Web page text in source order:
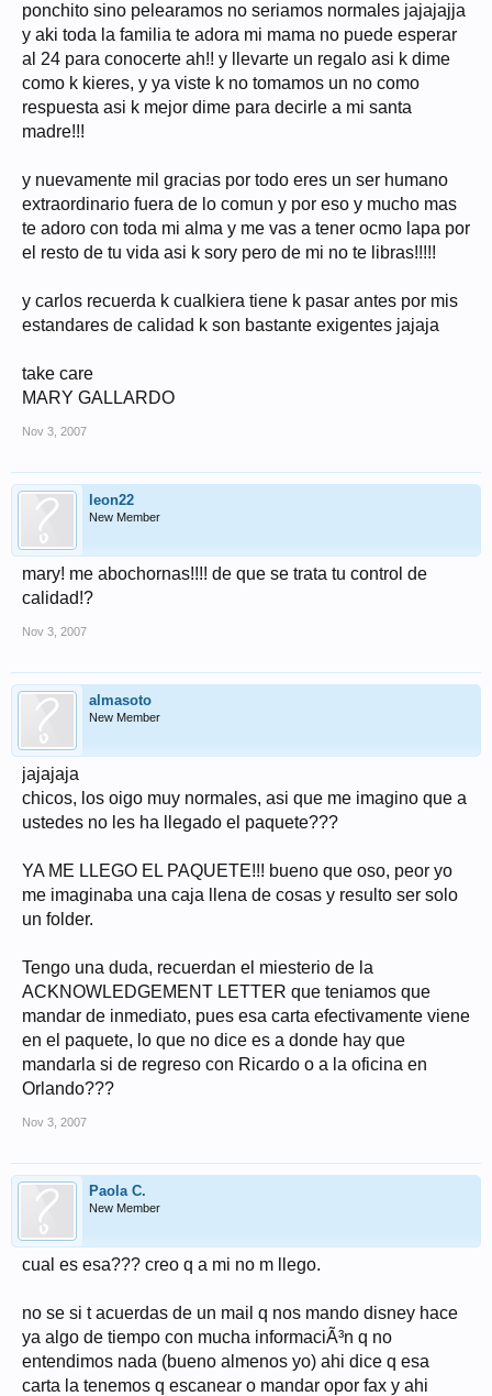
ponchito sino pelearamos no seriamos normales jajajajja
y aki toda la familia te adora mi mama no puede esperar
al 24 para conocerte ah!! y llevarte un regalo asi k dime
como k kieres, y ya viste k no tomamos un no como
respuesta asi k mejor dime para decirle a mi santa
madre!!!
y nuevamente mil gracias por todo eres un ser humano
extraordinario fuera de lo comun y por eso y mucho mas
te adoro con toda mi alma y me vas a tener ocmo lapa por
el resto de tu vida asi k sory pero de mi no te libras!!!!!
y carlos recuerda k cualkiera tiene k pasar antes por mis
estandares de calidad k son bastante exigentes jajaja
take care
MARY GALLARDO
Nov 3, 2007
leon22
New Member
mary! me abochornas!!!! de que se trata tu control de
calidad!?
Nov 3, 2007
almasoto
New Member
jajajaja
chicos, los oigo muy normales, asi que me imagino que a
ustedes no les ha llegado el paquete???
YA ME LLEGO EL PAQUETE!!! bueno que oso, peor yo
me imaginaba una caja llena de cosas y resulto ser solo
un folder.
Tengo una duda, recuerdan el miesterio de la
ACKNOWLEDGEMENT LETTER que teniamos que
mandar de inmediato, pues esa carta efectivamente viene
en el paquete, lo que no dice es a donde hay que
mandarla si de regreso con Ricardo o a la oficina en
Orlando???
Nov 3, 2007
Paola C.
New Member
cual es esa??? creo q a mi no m llego.
no se si t acuerdas de un mail q nos mando disney hace
ya algo de tiempo con mucha informaciÃ³n q no
entendimos nada (bueno almenos yo) ahi dice q esa
carta la tenemos q escanear o mandar opor fax y ahi